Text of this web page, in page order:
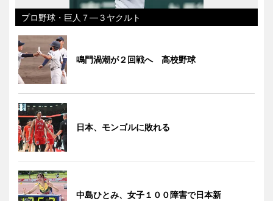
プロ野球・巨人７―３ヤクルト
鳴門渦潮が２回戦へ 高校野球
日本、モンゴルに敗れる
中島ひとみ、女子１００障害で日本新